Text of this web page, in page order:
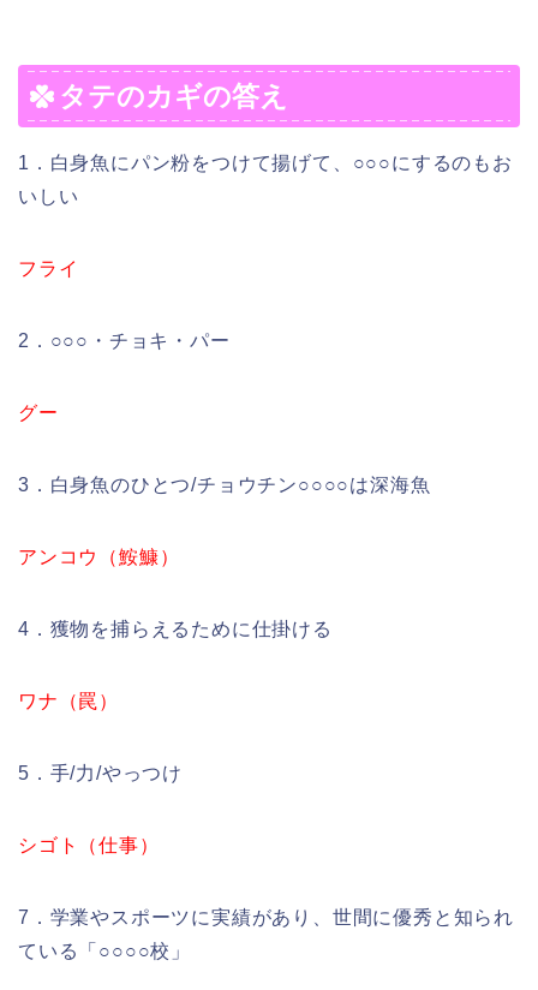
タテのカギの答え
1．白身魚にパン粉をつけて揚げて、○○○にするのもお
いしい
フライ
2．○○○・チョキ・パー
グー
3．白身魚のひとつ/チョウチン○○○○は深海魚
アンコウ（鮟鱇）
4．獲物を捕らえるために仕掛ける
ワナ（罠）
5．手/力/やっつけ
シゴト（仕事）
7．学業やスポーツに実績があり、世間に優秀と知られ
ている「○○○○校」